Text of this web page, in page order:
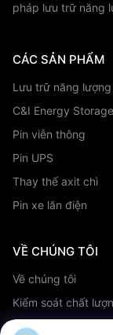
pháp lưu trữ năng
CÁC SẢN PHẨM
Lưu trữ năng
C&I Energy Storage
Pin viễn thông
Pin UPS
Thay thế axit chì
Pin xe lăn điện
VỀ CHÚNG TÔI
Về chúng tôi
Kiểm soát chất
Dịch vụ OEM/ODM